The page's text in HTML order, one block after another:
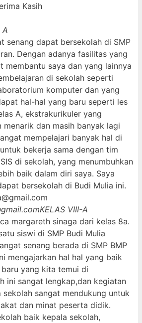
Kasih
A
senang dapat bersekolah di SMP
Dengan adanya fasilitas yang
membantu saya dan yang lainnya
di sekolah seperti
komputer dan yang
hal-hal yang baru seperti les
A, ekstrakurikuler yang
menarik dan masih banyak lagi
mempelajari banyak hal di
bekerja sama dengan tim
di sekolah, yang menumbuhkan
baik dalam diri saya. Saya
bersekolah di Budi Mulia ini.
KELAS VIII-A
margareth sinaga dari kelas 8a.
siswi di SMP Budi Mulia
senang berada di SMP BMP
mengajarkan hal hal yang baik
yang kita temui di
ini sangat lengkap,dan kegiatan
sangat mendukung untuk
dan minat peserta didik.
baik kepala sekolah,